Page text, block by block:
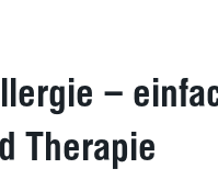
–
Therapie